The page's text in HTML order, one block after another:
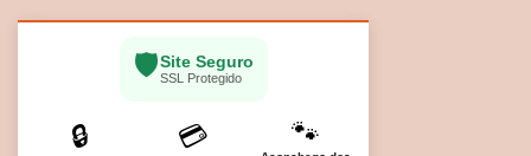
🛡️Site Seguro
SSL Protegido
🔒 💳 🐾